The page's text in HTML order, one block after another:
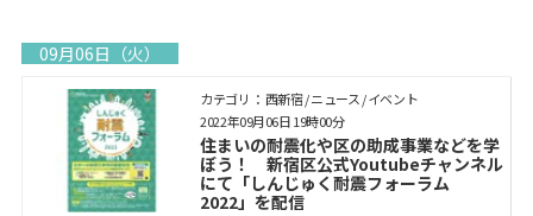
09月06日（火）
カテゴリ： 西新宿 / ニュース / イベント
住まいの耐震化や区の助成事業などを学
ぼう！ 新宿区公式Youtubeチャンネル
にて「しんじゅく耐震フォーラム
2022」を配信
2022年09月06日 19時00分